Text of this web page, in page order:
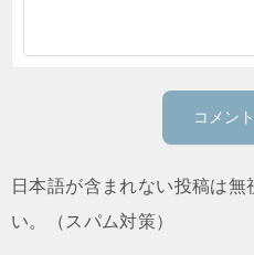
日本語が含まれない投稿は
い。（スパム対策）